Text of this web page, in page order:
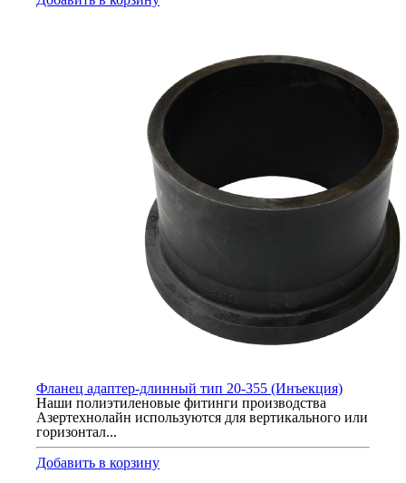
Фланец адаптер-длинный тип 20-355 (Инъекция)
Наши полиэтиленовые фитинги производства
Азертехнолайн используются для вертикального или
горизонтал...
Добавить в корзину